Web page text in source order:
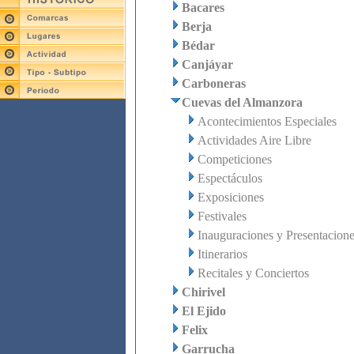
Bacares
Berja
Bédar
Canjáyar
Carboneras
Cuevas del Almanzora
Acontecimientos Especiales
Actividades Aire Libre
Competiciones
Espectáculos
Exposiciones
Festivales
Inauguraciones y
Itinerarios
Recitales y Conciertos
Chirivel
El Ejido
Felix
Garrucha